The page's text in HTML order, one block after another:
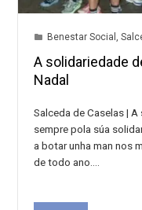
Benestar Social ,
A solidariedade
Nadal
Salceda de Caselas |
sempre pola súa
a botar unha man nos
de todo ano.…